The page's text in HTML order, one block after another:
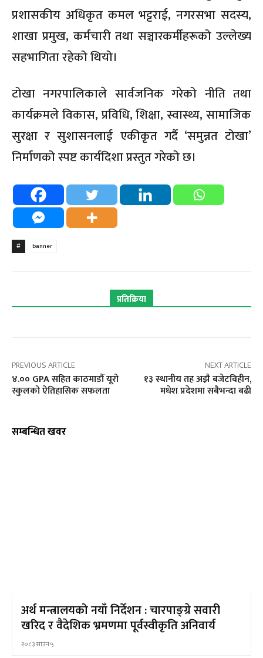
प्रशासकीय अधिकृत कमल भट्टराई, नगरसभा सदस्य,
शाखा प्रमुख, कर्मचारी तथा सञ्चारकर्मीहरूको उल्लेख्य
सहभागिता रहेको थियो।
टोखा नगरपालिकाले सार्वजनिक गरेको नीति तथा
कार्यक्रमले विकास, प्रविधि, शिक्षा, स्वास्थ्य, सामाजिक
सुरक्षा र सुशासनलाई एकीकृत गर्दै ‘समुन्नत टोखा’
निर्माणको स्पष्ट कार्यदिशा प्रस्तुत गरेको छ।
# banner
प्रतिक्रिया
PREVIOUS ARTICLE
४.०० GPA सहित काठमाडौं यूरो
स्कुलको ऐतिहासिक सफलता
NEXT ARTICLE
१३ स्थानीय तह अझै बजेटविहीन,
मधेश प्रदेशमा सबैभन्दा बढी
सम्बन्धित खवर
अर्थ मन्त्रालयको नयाँ निर्देशन : चारपाङ्ग्रे सवारी
खरिद र वैदेशिक भ्रमणमा पूर्वस्वीकृति अनिवार्य
२०८३ साउन ५